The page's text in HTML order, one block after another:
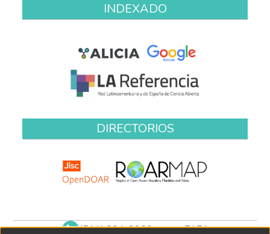
INDEXADO
DIRECTORIOS
(511) 204-9900 anexo 7171